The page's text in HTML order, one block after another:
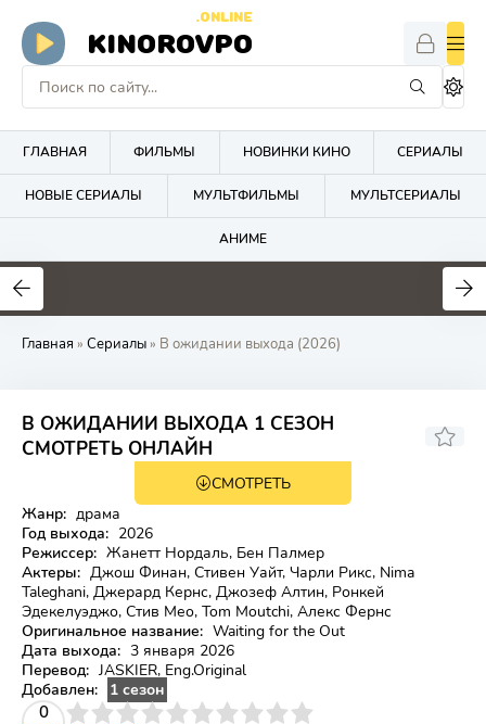
KINOROVPO
.ONLINE
ГЛАВНАЯ ФИЛЬМЫ НОВИНКИ КИНО СЕРИАЛЫ
НОВЫЕ СЕРИАЛЫ МУЛЬТФИЛЬМЫ МУЛЬТСЕРИАЛЫ
АНИМЕ
Главная » Сериалы» В ожидании выхода (2026)
В ОЖИДАНИИ ВЫХОДА 1 СЕЗОН
СМОТРЕТЬ ОНЛАЙН
7.8
СМОТРЕТЬ
Жанр: драма
Год выхода: 2026
Режиссер: Жанетт Нордаль, Бен Палмер
Актеры: Джош Финан, Стивен Уайт, Чарли Рикс, Nima
Taleghani, Джерард Кернс, Джозеф Алтин, Ронкей
Эдекелуэджо, Стив Мео, Tom Moutchi, Алекс Фернс
Оригинальное название: Waiting for the Out
Дата выхода: 3 января 2026
Перевод: JASKIER, Eng.Original
Добавлен:
1 сезон
0
4 5 6 7 8 9 10